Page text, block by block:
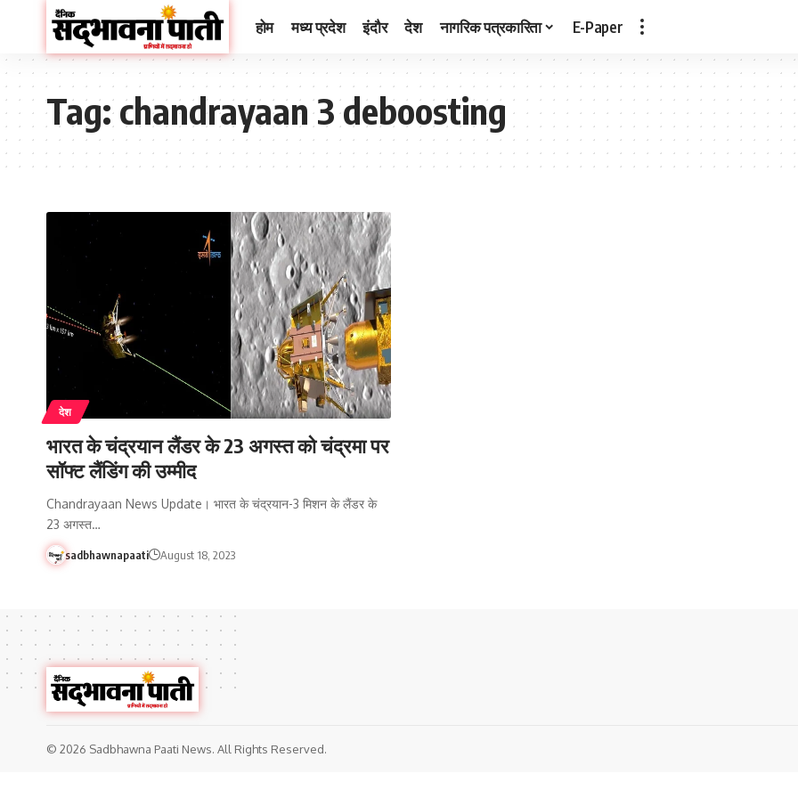
होम मध्य प्रदेश इंदौर देश नागरिक पत्रकारिता E-Paper
Tag:chandrayaan 3 deboosting
देश
भारत के चंद्रयान लैंडर के 23 अगस्त को चंद्रमा पर
सॉफ्ट लैंडिंग की उम्मीद
Chandrayaan News Update। भारत के चंद्रयान-3 मिशन के लैंडर के
23 अगस्त…
sadbhawnapaati August 18, 2023
© 2026 Sadbhawna Paati News. All Rights Reserved.